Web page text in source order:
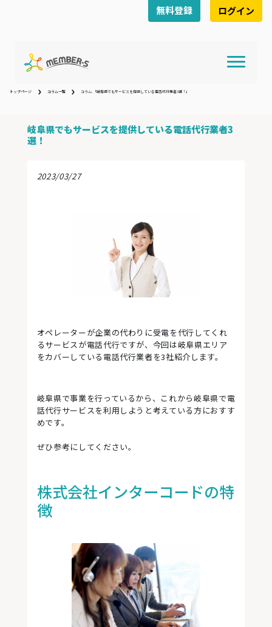
無料登録 ログイン
トップページ コラム一覧 コラム:「岐阜県でもサービスを提供している電話代行業者3選！」
岐阜県でもサービスを提供している電話代行業者3
選！
2023/03/27
オペレーターが企業の代わりに受電を代行してくれ
るサービスが電話代行ですが、今回は岐阜県エリア
をカバーしている電話代行業者を3社紹介します。
岐阜県で事業を行っているから、これから岐阜県で電
話代行サービスを利用しようと考えている方におすす
めです。
ぜひ参考にしてください。
株式会社インターコードの特
徴